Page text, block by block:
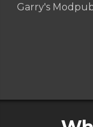
Garry's Mod